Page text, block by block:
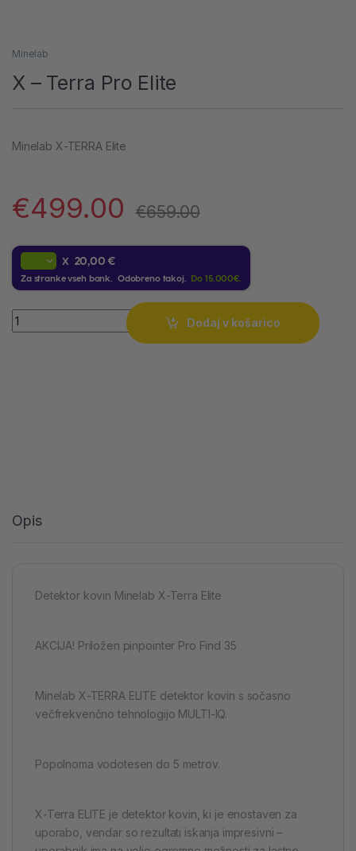
Minelab
X – Terra Pro Elite
Minelab X-TERRA Elite
€499.00 €659.00
X 20,00 €
Za stranke vseh bank. Odobreno takoj. Do 15.000€.
Quantity
Dodaj v košarico
Opis
Detektor kovin Minelab X-Terra Elite
AKCIJA! Priložen pinpointer Pro Find 35
Minelab X-TERRA ELITE detektor kovin s sočasno
večfrekvenčno tehnologijo MULTI-IQ.
Popolnoma vodotesen do 5 metrov.
X-Terra ELITE je detektor kovin, ki je enostaven za
uporabo, vendar so rezultati iskanja impresivni –